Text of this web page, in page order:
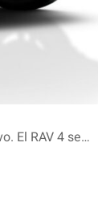
El RAV 4 se…